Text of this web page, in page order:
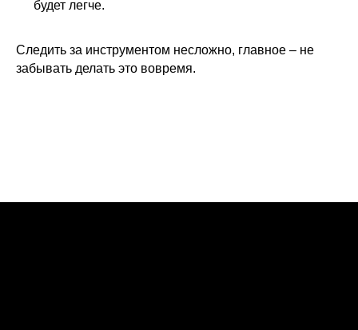
будет легче.
Следить за инструментом несложно, главное – не
забывать делать это вовремя.